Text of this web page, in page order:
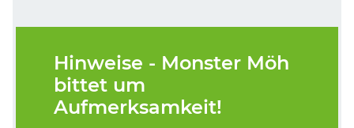
Hinweise - Monster Möh
bittet um
Aufmerksamkeit!